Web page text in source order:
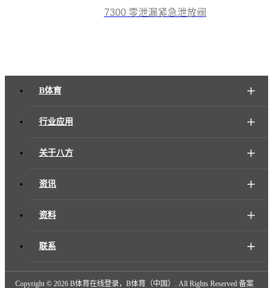
7300 零泄漏紧急泄放阀
B体育
行业应用
关于八方
资讯
资料
联系
Copyright ©2026 B体育在线登录，B体育（中国）. All Rights Reserved 备案